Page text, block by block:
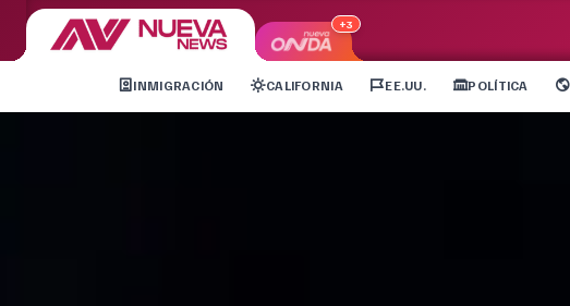
+3
INMIGRACIÓN CALIFORNIA EE.UU. POLÍTICA